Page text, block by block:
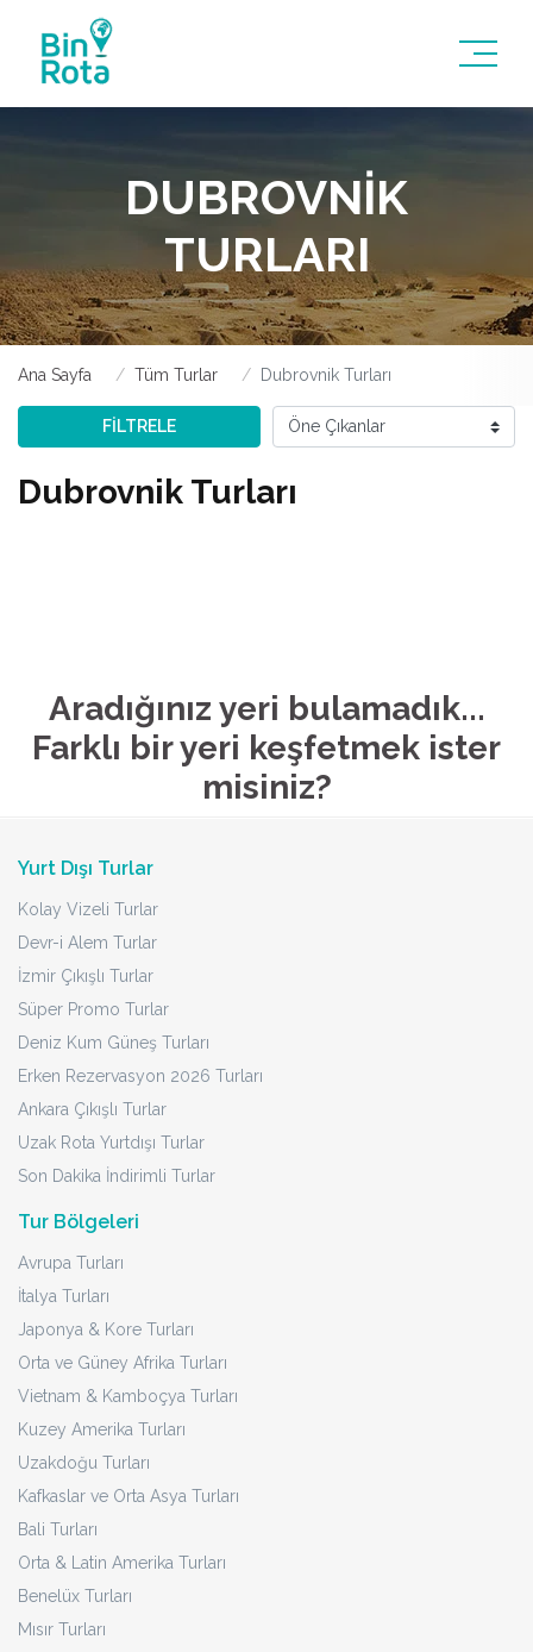
DUBROVNIK
TURLARI
Ana Sayfa Tüm Turlar Dubrovnik Turları
FİLTRELE
Dubrovnik Turları
Aradığınız yeri bulamadık...
Farklı bir yeri keşfetmek ister
misiniz?
Yurt Dışı Turlar
Kolay Vizeli Turlar
Devr-i Alem Turlar
İzmir Çıkışlı Turlar
Süper Promo Turlar
Deniz Kum Güneş Turları
Erken Rezervasyon 2026 Turları
Ankara Çıkışlı Turlar
Uzak Rota Yurtdışı Turlar
Son Dakika İndirimli Turlar
Tur Bölgeleri
Avrupa Turları
İtalya Turları
Japonya & Kore Turları
Orta ve Güney Afrika Turları
Vietnam & Kamboçya Turları
Kuzey Amerika Turları
Uzakdoğu Turları
Kafkaslar ve Orta Asya Turları
Bali Turları
Orta & Latin Amerika Turları
Benelüx Turları
Mısır Turları